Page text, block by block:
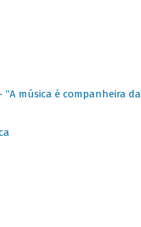
“A música é companheira da